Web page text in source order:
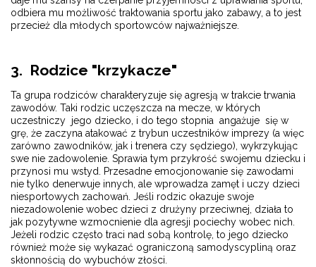
odbiera mu możliwość traktowania sportu jako zabawy, a to jest
przecież dla młodych sportowców najważniejsze.
3. Rodzice "krzykacze"
Ta grupa rodziców charakteryzuje się agresją w trakcie trwania
zawodów. Taki rodzic uczęszcza na mecze, w których
uczestniczy jego dziecko, i do tego stopnia angażuje się w
grę, że zaczyna atakować z trybun uczestników imprezy (a więc
zarówno zawodników, jak i trenera czy sędziego), wykrzykując
swe nie zadowolenie. Sprawia tym przykrość swojemu dziecku i
przynosi mu wstyd. Przesadne emocjonowanie się zawodami
nie tylko denerwuje innych, ale wprowadza zamęt i uczy dzieci
niesportowych zachowań. Jeśli rodzic okazuje swoje
niezadowolenie wobec dzieci z drużyny przeciwnej, działa to
jak pozytywne wzmocnienie dla agresji pociechy wobec nich.
Jeżeli rodzic często traci nad sobą kontrolę, to jego dziecko
również może się wykazać ograniczoną samodyscypliną oraz
skłonnością do wybuchów złości.